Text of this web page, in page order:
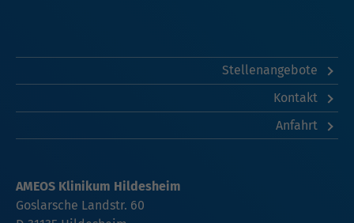
Stellenangebote
Kontakt
Anfahrt
AMEOS Klinikum Hildesheim
Goslarsche Landstr. 60